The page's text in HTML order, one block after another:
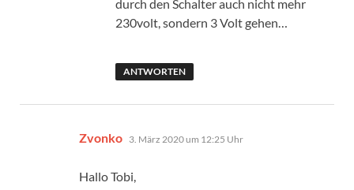
durch den Schalter auch nicht mehr
230volt, sondern 3 Volt gehen…
ANTWORTEN
Zvonko sagt:
3. März 2020 um 12:25 Uhr
Hallo Tobi,